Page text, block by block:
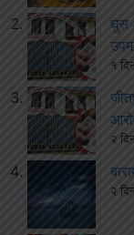
घुस
१
२
२